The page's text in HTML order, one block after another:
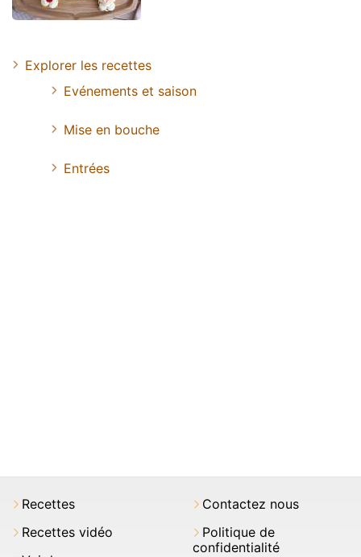
Explorer les recettes
Evénements et saison
Mise en bouche
Entrées
Recettes
Recettes vidéo
Contactez nous
Politique de
confidentialité